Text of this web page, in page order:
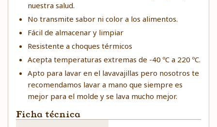
nuestra salud.
No transmite sabor ni color a los alimentos.
Fácil de almacenar y limpiar
Resistente a choques térmicos
Acepta temperaturas extremas de -40 ºC a 220 ºC.
Apto para lavar en el lavavajillas pero nosotros te
recomendamos lavar a mano que siempre es
mejor para el molde y se lava mucho mejor.
Ficha técnica